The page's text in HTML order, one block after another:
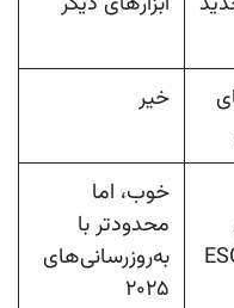
خیر
خوب، اما
محدودتر با
به‌روزرسانی‌های
۲۰۲۵